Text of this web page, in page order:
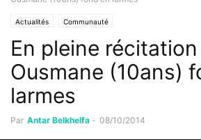
Actualités Communauté
En pleine
Ousmane (10ans)
larmes
Par Antar Belkhelfa - 08/10/2014